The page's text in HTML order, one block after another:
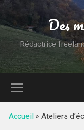
Des
Rédactrice
Accueil» Ateliers